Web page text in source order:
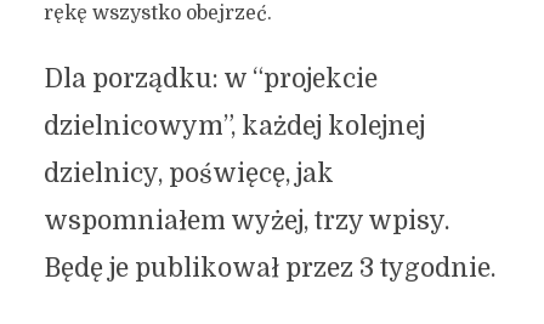
rękę wszystko obejrzeć.
Dla porządku: w “projekcie
dzielnicowym”, każdej kolejnej
dzielnicy, poświęcę, jak
wspomniałem wyżej, trzy wpisy.
Będę je publikował przez 3 tygodnie.